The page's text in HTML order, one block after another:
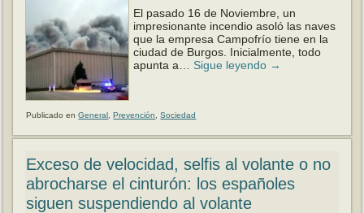
El pasado 16 de Noviembre, un
impresionante incendio asoló las naves
que la empresa Campofrío tiene en la
ciudad de Burgos. Inicialmente, todo
apunta a… Sigue leyendo →
Publicado en General ,Prevención ,Sociedad
Exceso de velocidad, selfis al volante o no
abrocharse el cinturón: los españoles
siguen suspendiendo al volante